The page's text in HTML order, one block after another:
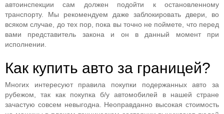
автоинспекции сам должен подойти к остановленному
транспорту. Мы рекомендуем даже заблокировать двери, во
всяком случае, до тех пор, пока вы точно не поймете, что перед
вами представитель закона и он в данный момент при
исполнении.
Как купить авто за границей?
Многих интересуют правила покупки подержанных авто за
рубежом, так как покупка б/у автомобилей в нашей стране
зачастую совсем невыгодна. Неоправданно высокая стоимость